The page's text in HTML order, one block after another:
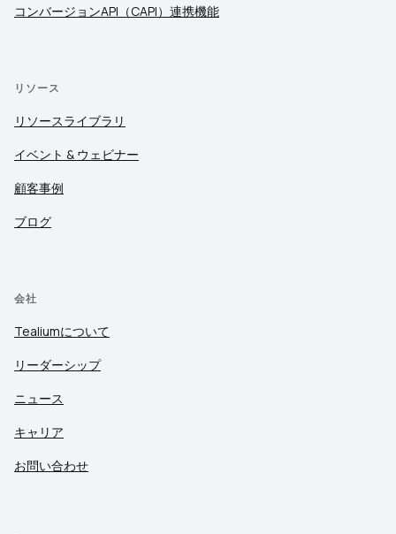
コンバージョンAPI（CAPI）連携機能
リソース
リソースライブラリ
イベント & ウェビナー
顧客事例
ブログ
会社
Tealiumについて
リーダーシップ
ニュース
キャリア
お問い合わせ